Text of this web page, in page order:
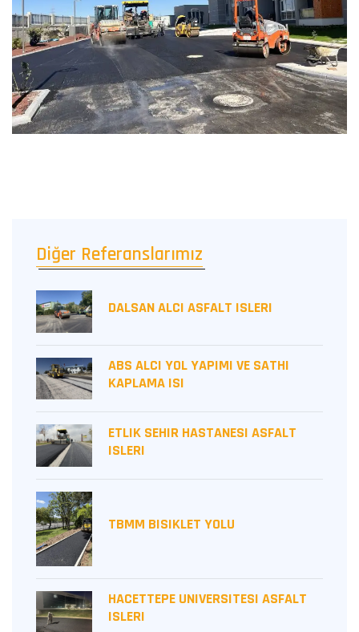
Diğer Referanslarımız
DALSAN ALCI ASFALT ISLERI
ABS ALCI YOL YAPIMI VE SATHI
KAPLAMA ISI
ETLIK SEHIR HASTANESI ASFALT
ISLERI
TBMM BISIKLET YOLU
HACETTEPE UNIVERSITESI ASFALT
ISLERI